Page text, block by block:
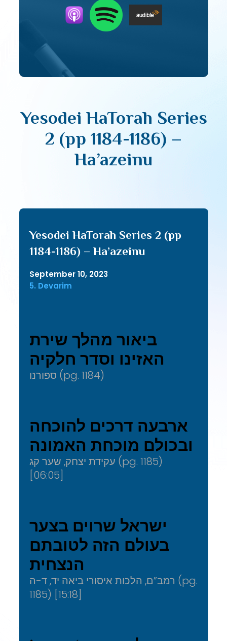
Yesodei HaTorah Series
2 (pp 1184-1186) –
Ha’azeinu
Yesodei HaTorah Series 2 (pp
1184-1186) – Ha’azeinu
September 10, 2023
5. Devarim
ביאור מהלך שירת
האזינו וסדר חלקיה
ספורנו (pg. 1184)
ארבעה דרכים להוכחה
ובכולם מוכחת האמונה
עקידת יצחק, שער קג (pg. 1185)
[06:05]
ישראל שרוים בצער
בעולם הזה לטובתם
הנצחית
רמב”ם, הלכות איסורי ביאה יד, ד-ה (pg.
1185) [15:18]